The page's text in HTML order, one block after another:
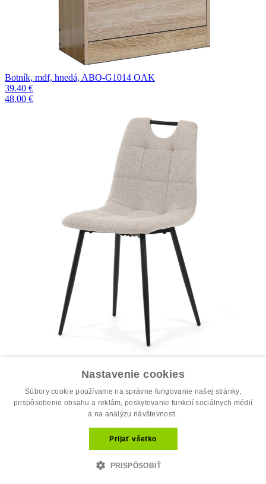
Botník, mdf, hnedá, ABO-G1014 OAK
39.40 €
48.00 €
Jedálenská stolička, béžová, látka, D...
44.00 €
Nastavenie cookies
Súbory cookie používame na správne fungovanie našej stránky,
prispôsobenie obsahu a reklám, poskytovanie funkcií sociálnych médií
a na analýzu návštevnosti.
Prijať všetko
PRISPÔSOBIŤ